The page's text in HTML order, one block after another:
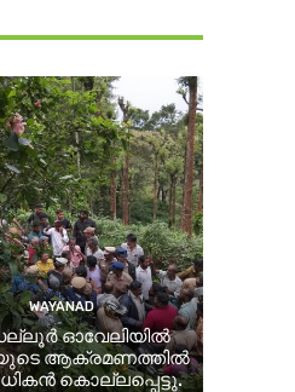
WAYANAD
ഓവേലിയിൽ
ആക്രമണത്തിൽ
കൊല്ലപ്പെട്ടു.